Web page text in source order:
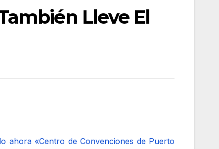
Lleve El
ahora «Centro de Convenciones de Puerto